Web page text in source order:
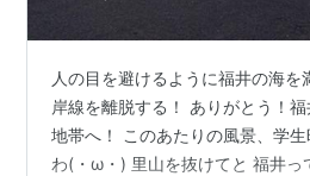
人の目を避けるように福井の海
岸線を離脱する！ ありがとう！
地帯へ！ このあたりの風景、学
わ(・ω・) 里山を抜けてと 福井っ